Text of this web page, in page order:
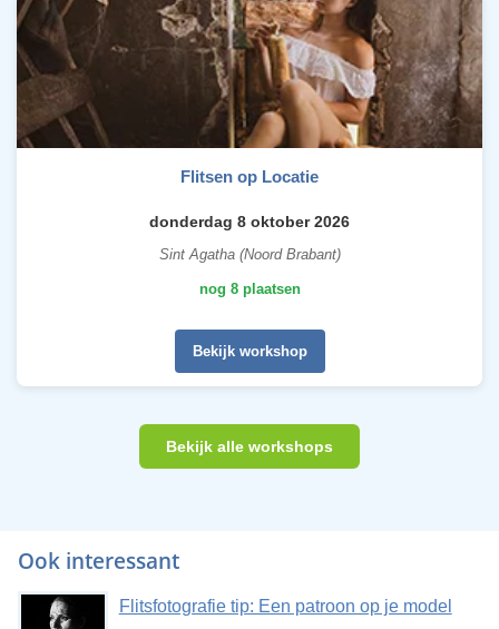
Flitsen op Locatie
donderdag 8 oktober 2026
Sint Agatha (Noord Brabant)
nog 8 plaatsen
Bekijk workshop
Bekijk alle workshops
Ook interessant
Flitsfotografie tip: Een patroon op je model